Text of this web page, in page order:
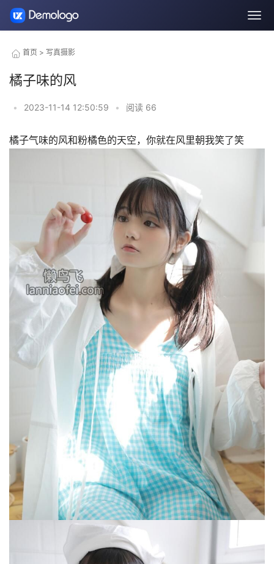
首页 > 写真摄影
橘子味的风
• 2023-11-14 12:50:59 • 阅读 66
橘子气味的风和粉橘色的天空，你就在风里朝我笑了笑